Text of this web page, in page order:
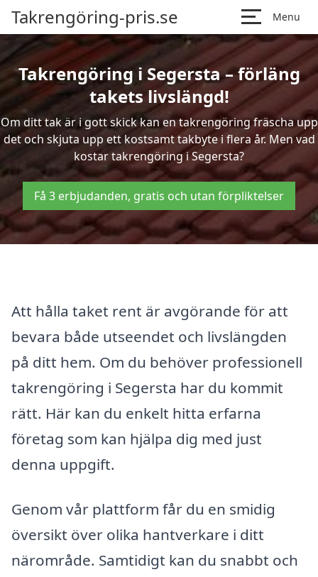
Takrengöring-pris.se Menu
Takrengöring i Segersta – förläng
takets livslängd!
Om ditt tak är i gott skick kan en takrengöring fräscha upp
det och skjuta upp ett kostsamt takbyte i flera år. Men vad
kostar takrengöring i Segersta?
Få 3 erbjudanden, gratis och utan förpliktelser
Att hålla taket rent är avgörande för att
bevara både utseendet och livslängden
på ditt hem. Om du behöver professionell
takrengöring i Segersta har du kommit
rätt. Här kan du enkelt hitta erfarna
företag som kan hjälpa dig med just
denna uppgift.
Genom vår plattform får du en smidig
översikt över olika hantverkare i ditt
närområde. Samtidigt kan du snabbt och